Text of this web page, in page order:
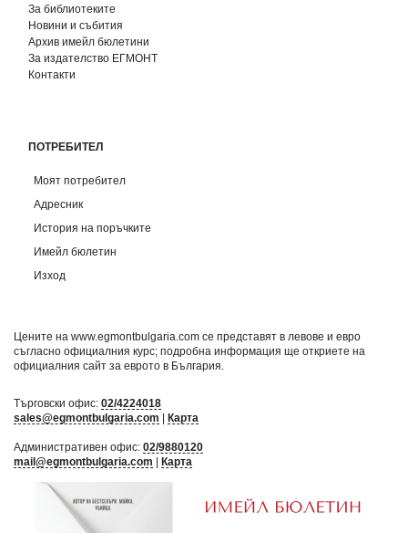
За библиотеките
Новини и събития
Архив имейл бюлетини
За издателство ЕГМОНТ
Контакти
ПОТРЕБИТЕЛ
Моят потребител
Адресник
История на поръчките
Имейл бюлетин
Изход
Цените на www.egmontbulgaria.com се представят в левове и евро
съгласно официалния курс; подробна информация ще откриете на
официалния сайт за еврото в България
Търговски офис: 02/4224018
sales@egmontbulgaria.com
Карта
Административен офис: 02/9880120
mail@egmontbulgaria.com
Карта